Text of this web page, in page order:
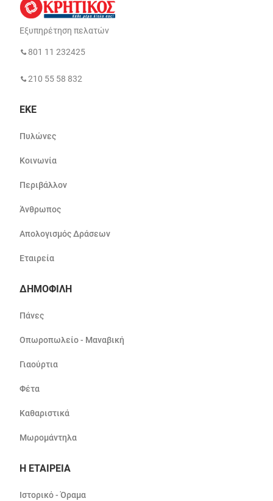
Εξυπηρέτηση πελατών
801 11 232425
210 55 58 832
ΕΚΕ
Πυλώνες
Κοινωνία
Περιβάλλον
Άνθρωπος
Απολογισμός Δράσεων
Εταιρεία
ΔΗΜΟΦΙΛΗ
Πάνες
Οπωροπωλείο - Μαναβική
Γιαούρτια
Φέτα
Καθαριστικά
Μωρομάντηλα
Η ΕΤΑΙΡΕΙΑ
Ιστορικό - Όραμα